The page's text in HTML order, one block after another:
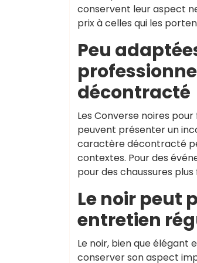
conservent leur aspect
prix à celles qui les
Peu
décontracté
Les Converse noires
peuvent présenter un
caractère décontracté
contextes. Pour des
pour des chaussures
Le noir peut
entretien
Le noir, bien que
conserver son aspect